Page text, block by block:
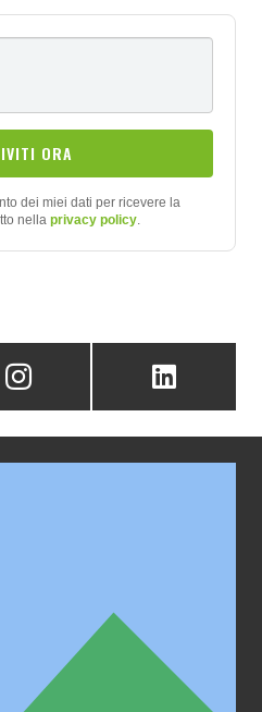
dei miei dati per ricevere la
nellaprivacy policy